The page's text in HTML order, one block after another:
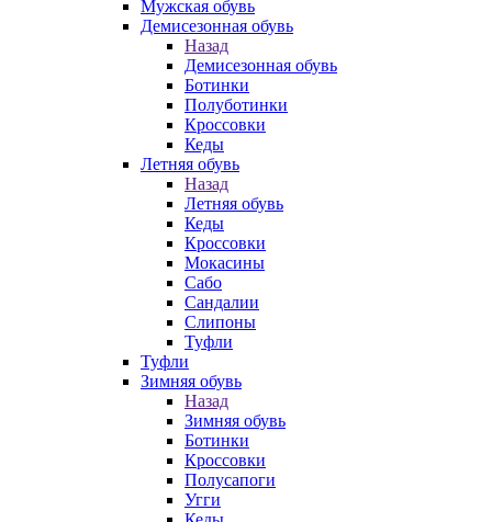
Мужская обувь
Демисезонная обувь
Назад
Демисезонная обувь
Ботинки
Полуботинки
Кроссовки
Кеды
Летняя обувь
Назад
Летняя обувь
Кеды
Кроссовки
Мокасины
Сабо
Сандалии
Слипоны
Туфли
Туфли
Зимняя обувь
Назад
Зимняя обувь
Ботинки
Кроссовки
Полусапоги
Угги